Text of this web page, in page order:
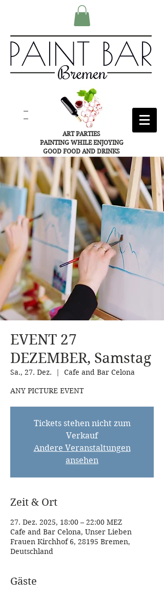
ART PARTIES
PAINTING WHILE ENJOYING
GOOD FOOD AND DRINKS
EVENT 27
DEZEMBER, Samstag
Sa., 27. Dez.
  |
Cafe and Bar Celona
ANY PICTURE EVENT
Tickets stehen nicht zum
Verkauf
Andere Veranstaltungen
ansehen
Zeit & Ort
27. Dez. 2025, 18:00 – 22:00 MEZ
Cafe and Bar Celona, Unser Lieben
Frauen Kirchhof 6, 28195 Bremen,
Deutschland
Gäste